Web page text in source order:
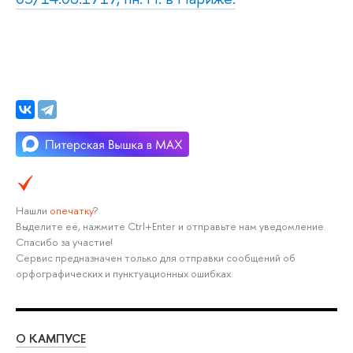
Нашли опечатку?
Выделите её, нажмите Ctrl+Enter и отправьте нам уведомление.
Спасибо за участие!
Сервис предназначен только для отправки сообщений об
орфографических и пунктуационных ошибках.
О КАМПУСЕ